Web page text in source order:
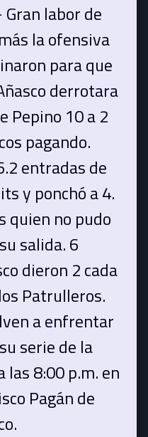
Gran labor de
la ofensiva
para que
derrotara
Pepino 10 a 2
pagando.
entradas de
y ponchó a 4.
quien no pudo
salida. 6
dieron 2 cada
Patrulleros.
a enfrentar
serie de la
8:00 p.m. en
Pagán de